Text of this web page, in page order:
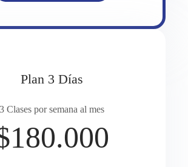
Plan 3 Días
3 Clases por semana al mes